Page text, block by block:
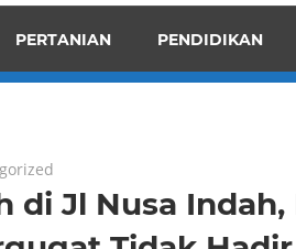
PERTANIAN PENDIDIKAN
di Jl Nusa